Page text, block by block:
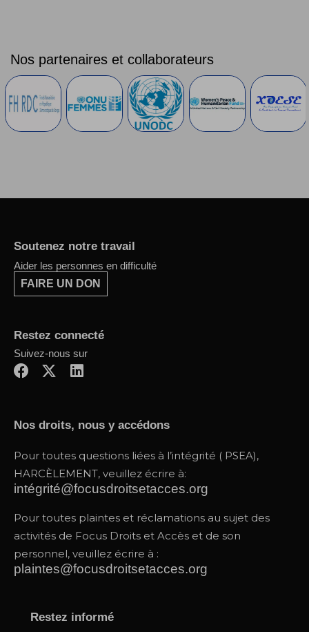
Nos partenaires et collaborateurs
Soutenez notre travail
Aider les personnes en difficulté
FAIRE UN DON
Restez connecté
Suivez-nous sur
F
e
o
o
k
X
w
t
t
e
L
k
d
i
n
Nos droits, nous y accédons
Pour toutes questions liées à l’intégrité ( PSEA),
HARCÈLEMENT, veuillez écrire à:
intégrité@focusdroitsetacces.org
Pour toutes plaintes et réclamations au sujet des
activités de Focus Droits et Accès et de son
personnel, veuillez écrire à :
plaintes@focusdroitsetacces.org
Restez informé